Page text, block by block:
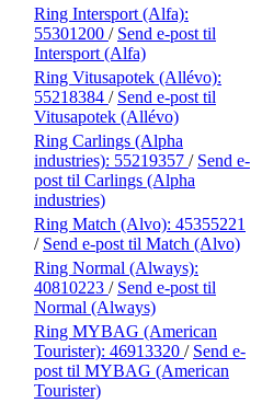
Ring Intersport (Alfa):
55301200 / Send e-post til
Intersport (Alfa)
Ring Vitusapotek (Allévo):
55218384 / Send e-post til
Vitusapotek (Allévo)
Ring Carlings (Alpha
industries): 55219357 / Send e-
post til Carlings (Alpha
industries)
Ring Match (Alvo): 45355221
/ Send e-post til Match (Alvo)
Ring Normal (Always):
40810223 / Send e-post til
Normal (Always)
Ring MYBAG (American
Tourister): 46913320 / Send e-
post til MYBAG (American
Tourister)